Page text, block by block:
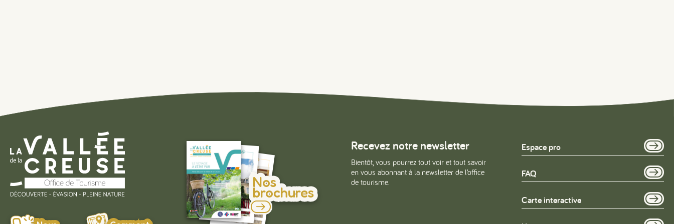
Nos
brochures
Recevez notre newsletter
Bientôt, vous pourrez tout voir et tout savoir
en vous abonnant à la newsletter de l’office
de tourisme.
Espace pro
FAQ
Carte interactive